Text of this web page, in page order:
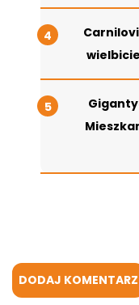
DODAJ KOMENTARZ